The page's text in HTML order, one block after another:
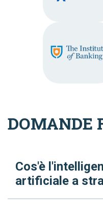
DOMANDE
Cos'è
artificiale a